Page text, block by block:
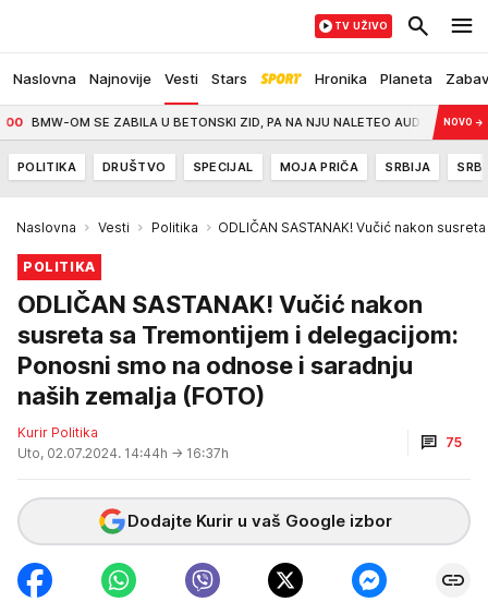
Naslovna Najnovije Vesti Stars Hronika Planeta
TV UŽIVO
BMW-OM SE ZABILA U BETONSKI ZID, PA NA NJU NALETEO AUDI: Bosanka
NOVO →
POLITIKA DRUŠTVO SPECIJAL MOJA PRIČA SRBIJA
Naslovna Vesti Politika ODLIČAN SASTANAK! Vučić nakon
POLITIKA
ODLIČAN SASTANAK! Vučić nakon
susreta sa Tremontijem i delegacijom:
Ponosni smo na odnose i saradnju
naših zemalja (FOTO)
Kurir Politika
Uto, 02.07.2024. 14:44h → 16:37h
75
Dodajte Kurir u vaš Google izbor